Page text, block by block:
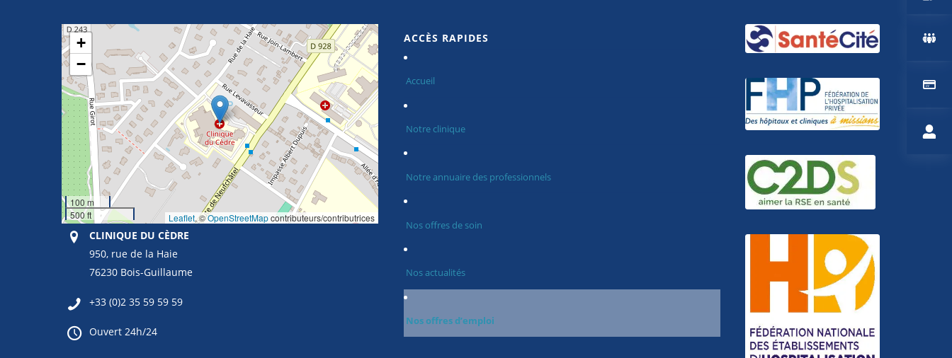
+
−
100 m
500 ft
Leaflet, ©OpenStreetMapcontributeurs/contributrices
CLINIQUE DU CÈDRE
950, rue de la Haie
76230 Bois-Guillaume
+33 (0)2 35 59 59 59
Ouvert 24h/24
ACCÈS RAPIDES
Accueil
Notre clinique
Notre annuaire des professionnels
Nos offres de soin
Nos actualités
Nos offres d’emploi